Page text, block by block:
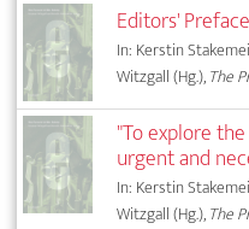
Editors' Preface
In: Kerstin
Witzgall (Hg.),The
"To explore
urgent and
In: Kerstin
Witzgall (Hg.),The